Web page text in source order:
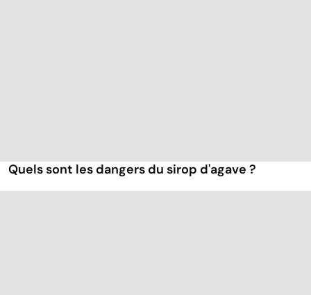
Quels sont les dangers du sirop d'agave ?